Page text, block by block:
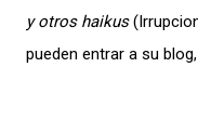
y otros haikus
pueden entrar a su blog,